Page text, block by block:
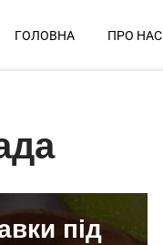
ГОЛОВНА ПРО НАС
під